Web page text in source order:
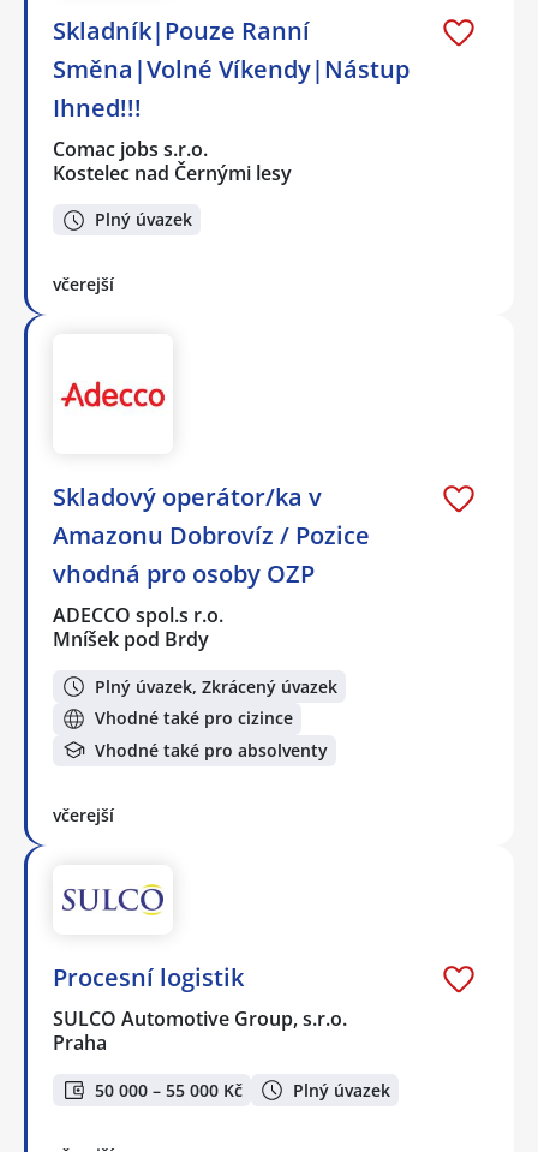
Skladník|Pouze Ranní
Směna|Volné Víkendy|Nástup
Ihned!!!
Comac jobs s.r.o.
Kostelec nad Černými lesy
Plný úvazek
včerejší
Skladový operátor/ka v
Amazonu Dobrovíz / Pozice
vhodná pro osoby OZP
ADECCO spol.s r.o.
Mníšek pod Brdy
Plný úvazek, Zkrácený úvazek
Vhodné také pro cizince
Vhodné také pro absolventy
včerejší
Procesní logistik
SULCO Automotive Group, s.r.o.
Praha
50 000 – 55 000 Kč Plný úvazek